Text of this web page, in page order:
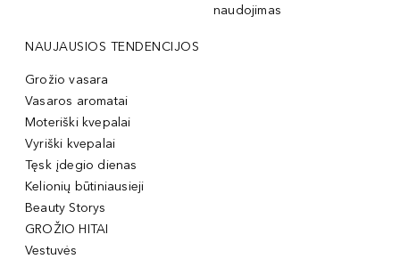
naudojimas
NAUJAUSIOS TENDENCIJOS
Grožio vasara
Vasaros aromatai
Moteriški kvepalai
Vyriški kvepalai
Tęsk įdegio dienas
Kelionių būtiniausieji
Beauty Storys
GROŽIO HITAI
Vestuvės